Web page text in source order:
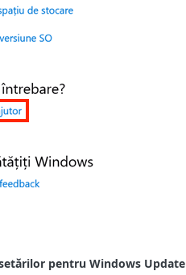
pentru Windows Update